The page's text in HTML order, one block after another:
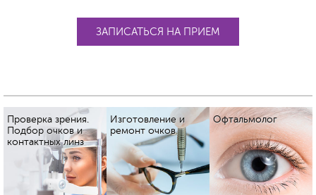
Проверка зрения.
Подбор очков и
контактных линз
Изготовление и
ремонт очков
Офтальмолог
ЗАПИСАТЬСЯ НА ПРИЕМ